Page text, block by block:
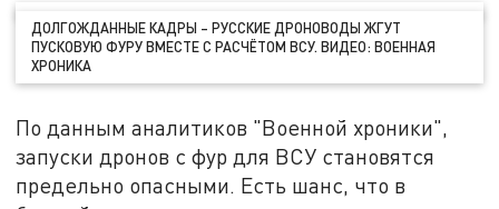
ДОЛГОЖДАННЫЕ КАДРЫ – РУССКИЕ ДРОНОВОДЫ ЖГУТ
ПУСКОВУЮ ФУРУ ВМЕСТЕ С РАСЧЁТОМ ВСУ. ВИДЕО: ВОЕННАЯ
ХРОНИКА
По данным аналитиков "Военной хроники",
запуски дронов с фур для ВСУ становятся
предельно опасными. Есть шанс, что в